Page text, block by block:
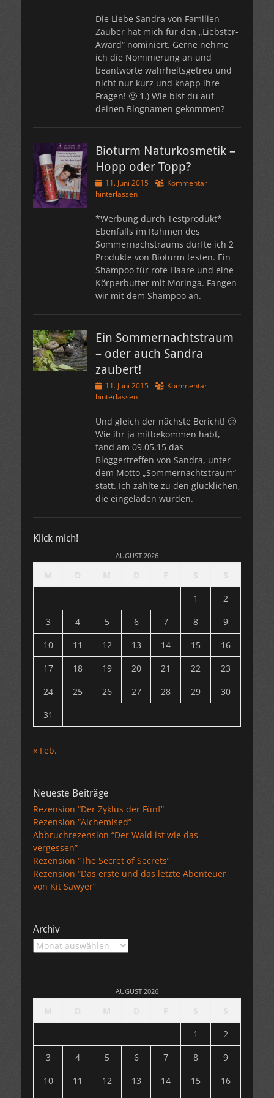
Die Liebe Sandra von Familien
Zauber hat mich für den „Liebster-
Award“ nominiert. Gerne nehme
ich die Nominierung an und
beantworte wahrheitsgetreu und
nicht nur kurz und knapp ihre
Fragen! 🙂 1.) Wie bist du auf
deinen Blognamen gekommen?
Bioturm Naturkosmetik –
Hopp oder Topp?
Veröffentlicht
am
11. Juni 2015
Kommentar
hinterlassen
*Werbung durch Testprodukt*
Ebenfalls im Rahmen des
Sommernachstraums durfte ich 2
Produkte von Bioturm testen. Ein
Shampoo für rote Haare und eine
Körperbutter mit Moringa. Fangen
wir mit dem Shampoo an.
Ein Sommernachtstraum
– oder auch Sandra
zaubert!
Veröffentlicht
am
11. Juni 2015
Kommentar
hinterlassen
Und gleich der nächste Bericht! 🙂
Wie ihr ja mitbekommen habt,
fand am 09.05.15 das
Bloggertreffen von Sandra, unter
dem Motto „Sommernachtstraum“
statt. Ich zählte zu den glücklichen,
die eingeladen wurden.
Klick mich!
AUGUST 2026
1
2
3
4 5 6 7 8
9
10
11 12 13 14 15
16
17
18 19 20 21 22
23
24
25 26 27 28 29
30
31
« Feb.
Neueste Beiträge
Rezension “Der Zyklus der Fünf”
Rezension “Alchemised”
Abbruchrezension “Der Wald ist wie das
vergessen”
Rezension “The Secret of Secrets”
Rezension “Das erste und das letzte Abenteuer
von Kit Sawyer”
Archiv
Archiv
AUGUST 2026
1
2
3
4 5 6 7 8
9
10
11 12 13 14 15 16